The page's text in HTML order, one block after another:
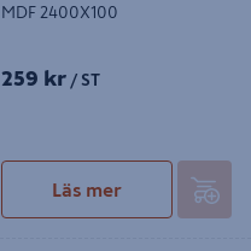
MDF 2400X100
259 kr / ST
Läs mer